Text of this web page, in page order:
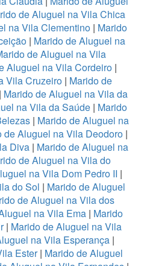
de Aluguel na Vila Chica
na Vila Clementino | Marido
| Marido de Aluguel na
de Aluguel na Vila
Aluguel na Vila Cordeiro|
Vila Cruzeiro | Marido de
| Marido de Aluguel na Vila da
na Vila da Saúde | Marido
| Marido de Aluguel na
de Aluguel na Vila Deodoro |
Diva| Marido de Aluguel na
de Aluguel na Vila do
na Vila Dom Pedro II |
do Sol | Marido de Aluguel
de Aluguel na Vila dos
na Vila Ema| Marido
| Marido de Aluguel na Vila
na Vila Esperança |
Ester| Marido de Aluguel